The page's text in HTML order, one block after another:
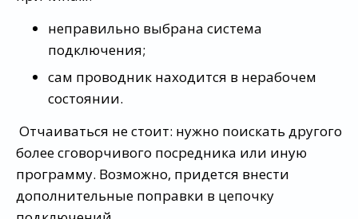
неправильно выбрана система
подключения;
сам проводник находится в нерабочем
состоянии.
Отчаиваться не стоит: нужно поискать другого
более сговорчивого посредника или иную
программу. Возможно, придется внести
дополнительные поправки в цепочку